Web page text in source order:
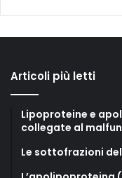
Articoli più letti
Lipoproteine e
collegate al
Le sottofrazioni